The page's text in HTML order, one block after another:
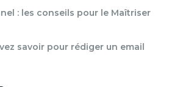
: les conseils pour le Maîtriser
savoir pour rédiger un email